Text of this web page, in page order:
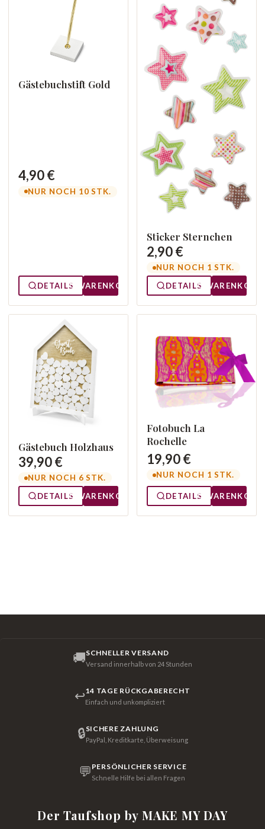
Gästebuchstift Gold
4,90 €
NUR NOCH 10 STK.
DETAILS WARENKORB
Sticker Sternchen
2,90 €
NUR NOCH 1 STK.
DETAILS
WARENKORB
Gästebuch Holzhaus
39,90 €
NUR NOCH 6 STK.
DETAILS
WARENKORB
Fotobuch La
Rochelle
19,90 €
NUR NOCH 1 STK.
DETAILS WARENKORB
🚚SCHNELLER VERSAND
Versand innerhalb von 24 Stunden
↩14 TAGE RÜCKGABERECHT
Einfach und unkompliziert
🔒SICHERE ZAHLUNG
PayPal, Kreditkarte, Überweisung
💬 PERSÖNLICHER SERVICE
Schnelle Hilfe bei allen Fragen
Der Taufshop by MAKE MY DAY